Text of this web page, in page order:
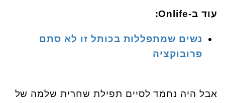
עוד ב-Onlife
:
נשים שמתפללות בכותל זו לא סתם
פרובוקציה
אבל היה נחמד לסיים תפילת שחרית שלמה של